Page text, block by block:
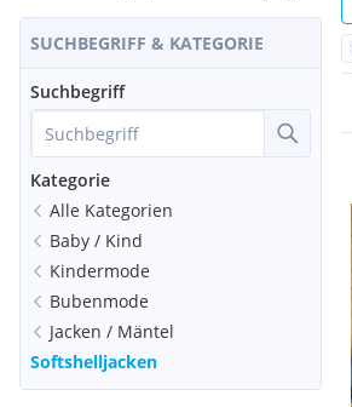
SUCHBEGRIFF & KATEGORIE
Suchbegriff
Kategorie
Alle Kategorien
Baby / Kind
Kindermode
Bubenmode
Jacken / Mäntel
Softshelljacken